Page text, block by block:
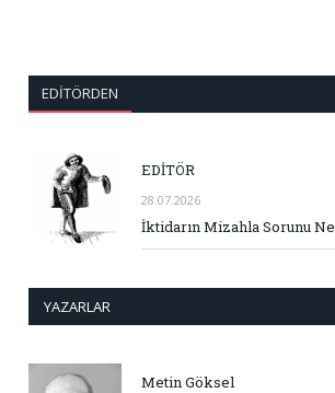
EDITÖRDEN
EDİTÖR
28.07.2026
İktidarın Mizahla Sorunu Ne
YAZARLAR
Metin Göksel